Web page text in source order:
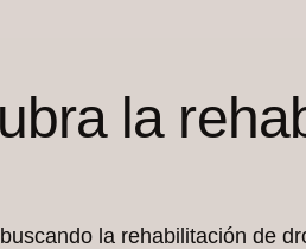
la
la rehabilitación de